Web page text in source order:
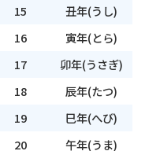
15 丑年(うし)
16 寅年(とら)
17 卯年(うさぎ)
18 辰年(たつ)
19 巳年(へび)
20 午年(うま)